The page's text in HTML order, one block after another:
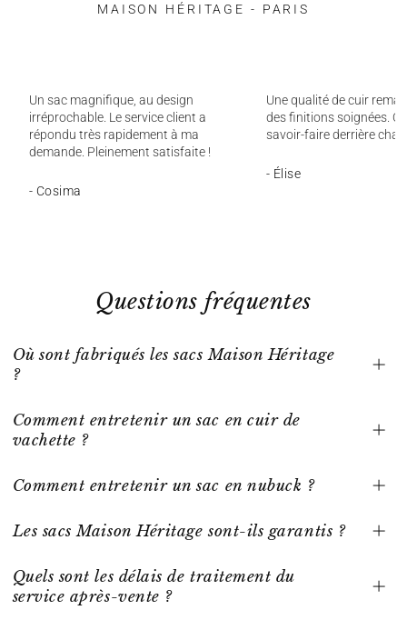
MAISON HÉRITAGE - PARIS
Un sac magnifique, au design
irréprochable. Le service client a
répondu très rapidement à ma
demande. Pleinement satisfaite !
- Cosima
Une qualité de cuir
des finitions soignées.
savoir-faire derrière
- Élise
Questions fréquentes
Où sont fabriqués les sacs Maison Héritage
?
Comment entretenir un sac en cuir de
vachette ?
Comment entretenir un sac en nubuck ?
Les sacs Maison Héritage sont-ils garantis ?
Quels sont les délais de traitement du
service après-vente ?